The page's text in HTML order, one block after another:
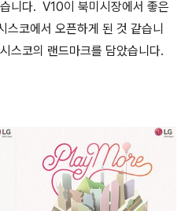
니다. V10이 북미시장에서 좋은
스코에서 오픈하게 된 것 같습니
스코의 랜드마크를 담았습니다.